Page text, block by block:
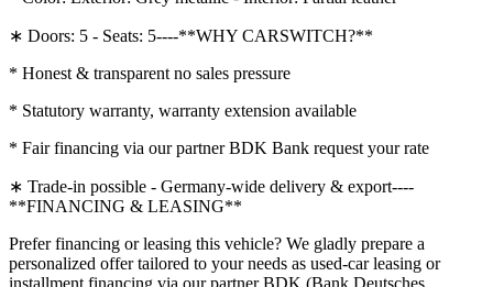
∗ Doors: 5 - Seats: 5----**WHY CARSWITCH?**
* Honest & transparent no sales pressure
* Statutory warranty, warranty extension available
* Fair financing via our partner BDK Bank request your rate
∗ Trade-in possible - Germany-wide delivery & export----
**FINANCING & LEASING**
Prefer financing or leasing this vehicle? We gladly prepare a
personalized offer tailored to your needs as used-car leasing or
installment financing via our partner BDK (Bank Deutsches